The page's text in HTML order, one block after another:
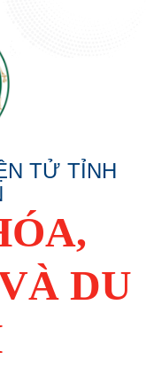
TỬ TỈNH
DU